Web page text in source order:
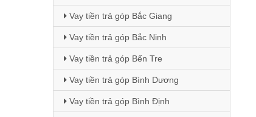
Vay tiền trả góp Bắc Giang
Vay tiền trả góp Bắc Ninh
Vay tiền trả góp Bến Tre
Vay tiền trả góp Bình Dương
Vay tiền trả góp Bình Định